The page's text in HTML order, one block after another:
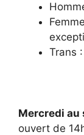
Trans
Mercredi au
ouvert de